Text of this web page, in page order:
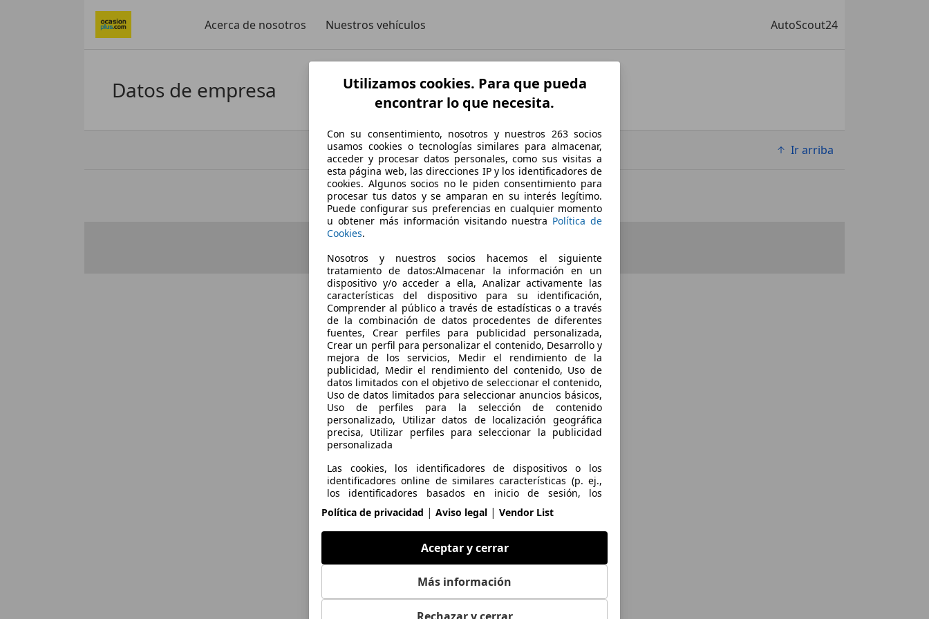
Acerca de nosotros Nuestros vehículos AutoScout24
Datos de empresa
Ir arriba
OCASIONPLUS VIGO CARAMUXO Datos de empresa
Utilizamos cookies. Para que pueda
encontrar lo que necesita.
Con su consentimiento, nosotros y nuestros 263 socios
usamos cookies o tecnologías similares para almacenar,
acceder y procesar datos personales, como sus visitas a
esta página web, las direcciones IP y los identificadores de
cookies. Algunos socios no le piden consentimiento para
procesar tus datos y se amparan en su interés legítimo.
Puede configurar sus preferencias en cualquier momento
u obtener más información visitando nuestra Política de
Cookies.
Nosotros y nuestros socios hacemos el siguiente
tratamiento de datos:Almacenar la información en un
dispositivo y/o acceder a ella, Analizar activamente las
características del dispositivo para su identificación,
Comprender al público a través de estadísticas o a través
de la combinación de datos procedentes de diferentes
fuentes, Crear perfiles para publicidad personalizada,
Crear un perfil para personalizar el contenido, Desarrollo y
mejora de los servicios, Medir el rendimiento de la
publicidad, Medir el rendimiento del contenido, Uso de
datos limitados con el objetivo de seleccionar el contenido,
Uso de datos limitados para seleccionar anuncios básicos,
Uso de perfiles para la selección de contenido
personalizado, Utilizar datos de localización geográfica
precisa, Utilizar perfiles para seleccionar la publicidad
personalizada
Las cookies, los identificadores de dispositivos o los
identificadores online de similares características (p. ej.,
los identificadores basados en inicio de sesión, los
identificadores asignados aleatoriamente, los
identificadores basados en la red), junto con otra
información (p. ej., la información y el tipo del navegador,
el idioma, el tamaño de la pantalla, las tecnologías
compatibles, etc.), pueden almacenarse o leerse en tu
dispositivo a fin de reconocerlo siempre que se conecte a
una aplicación o a una página web para una o varias de
Puede cambiar sus ajustes y retirar su consentimiento en
Política de privacidad | Aviso legal | Vendor List
Aceptar y cerrar
Más información